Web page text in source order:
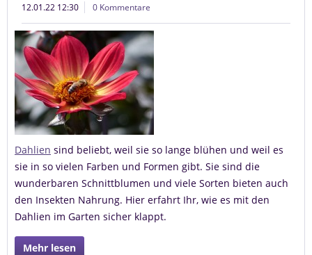
12.01.22 12:30 0 Kommentare
Dahlien sind beliebt, weil sie so lange blühen und weil es
sie in so vielen Farben und Formen gibt. Sie sind die
wunderbaren Schnittblumen und viele Sorten bieten auch
den Insekten Nahrung. Hier erfahrt Ihr, wie es mit den
Dahlien im Garten sicher klappt.
Mehr lesen